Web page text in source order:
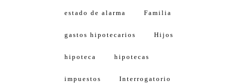
estado de alarma Familia
gastos hipotecarios Hijos
hipoteca hipotecas
impuestos Interrogatorio